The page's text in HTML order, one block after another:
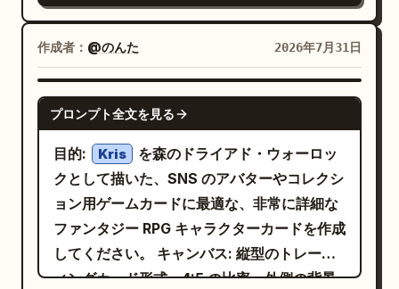
リアルなノートブックの質感、浅い被写界深
度、超詳細なミクストメディアアート、クリ
旅をテーマにした雰囲気、傑作品質、ハイパ
ーリアルなレンダリング、並外れたディテー
ル、8K 解像度、プロフェッショナルなコン
セプトアート、スケッチから現実へのシーム
レスな変容。ratio 4:5
作成者： @のんた 2026年7月31日
GPT IMAGE 2
プロンプト全文を見る
目的: Kris
を森のドライアド・ウォーロッ
クとして描いた、SNS のアバターやコレクシ
ョン用ゲームカードに最適な、非常に詳細な
ファンタジー RPG キャラクターカードを作成
してください。 キャンバス: 縦型のトレーデ
ィングカード形式、4:5 の比率、外側の背景